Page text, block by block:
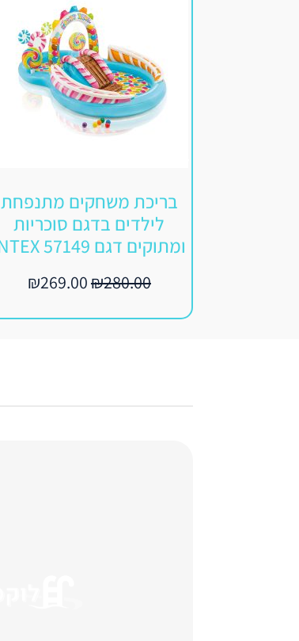
בריכת משחקים מתנפחת
לילדים בדגם סוכריות
ומתוקים דגם 57149 INTEX
₪280.00
₪269.00